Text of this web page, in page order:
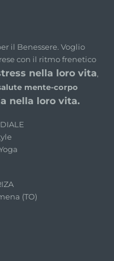
il Benessere. Voglio
con il ritmo frenetico
nella loro vita,
mente-corpo
nella loro vita.
(TO)